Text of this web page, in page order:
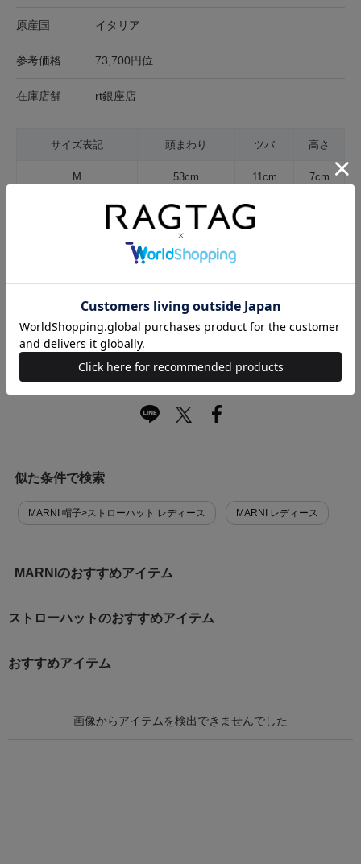
原産国 イタリア
参考価格 73,700円位
在庫店舗 rt銀座店
サイズ表記 頭まわり ツバ 高さ
M 53cm 11cm 7cm
サイズの測り方について
キャンセル・返品について
お買い物時のご利用ガイドはこちら
商品に関する問い合わせ
似た条件で検索
MARNI 帽子>ストローハット レディース MARNI レディース
MARNIのおすすめアイテム
ストローハットのおすすめアイテム
おすすめアイテム